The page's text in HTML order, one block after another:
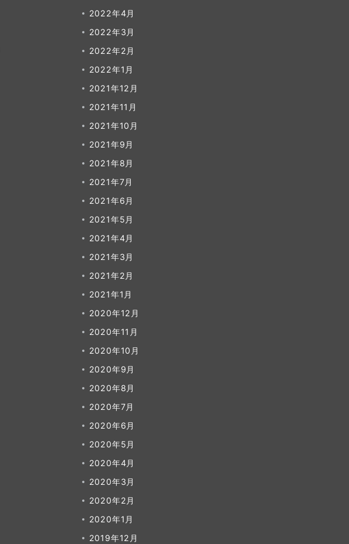
2022年4月
2022年3月
2022年2月
2022年1月
2021年12月
2021年11月
2021年10月
2021年9月
2021年8月
2021年7月
2021年6月
2021年5月
2021年4月
2021年3月
2021年2月
2021年1月
2020年12月
2020年11月
2020年10月
2020年9月
2020年8月
2020年7月
2020年6月
2020年5月
2020年4月
2020年3月
2020年2月
2020年1月
2019年12月